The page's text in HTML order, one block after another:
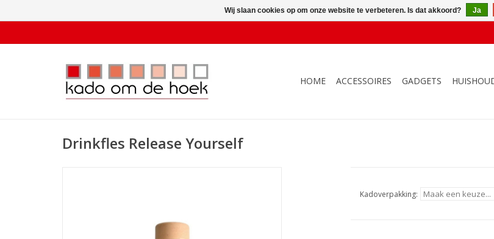
HOME ACCESSOIRES GADGETS
Drinkfles Release Yourself
Kadoverpakking:
Wij slaan cookies op om onze website te verbeteren. Is dat akkoord? Ja